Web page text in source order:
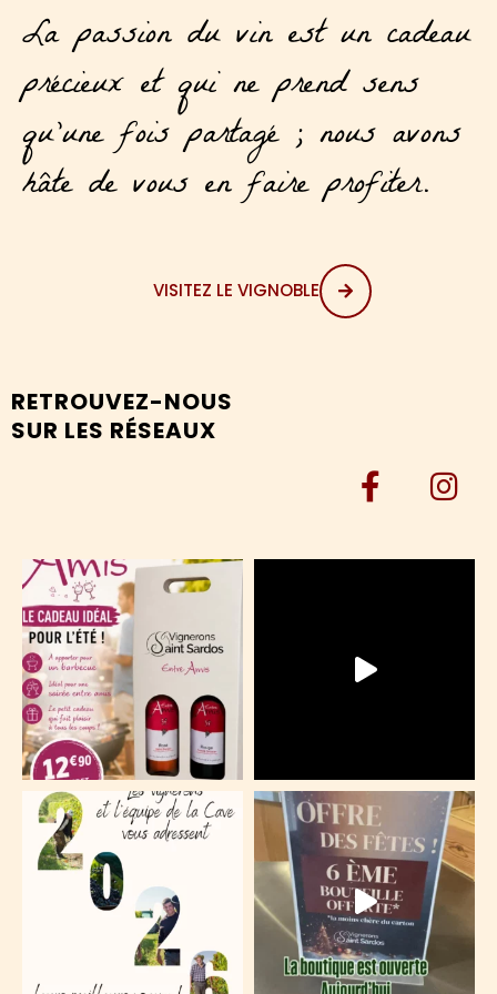
La passion du vin est un cadeau
précieux et qui ne prend sens
qu’une fois partagé ; nous avons
hâte de vous en faire profiter.
VISITEZ LE VIGNOBLE
RETROUVEZ-NOUS
SUR LES RÉSEAUX